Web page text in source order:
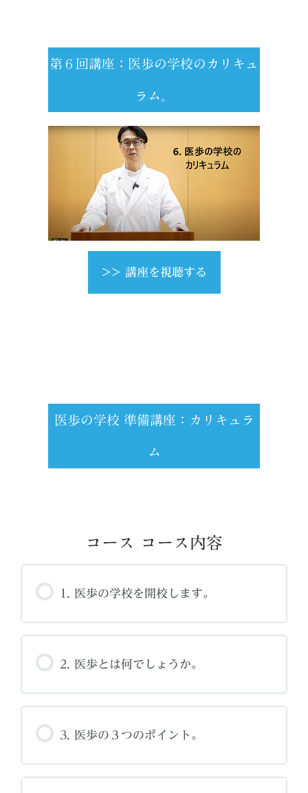
第６回講座：医歩の学校のカリキュ
ラム。
>> 講座を視聴する
医歩の学校 準備講座：カリキュラ
ム
コース コース内容
1. 医歩の学校を開校します。
2. 医歩とは何でしょうか。
3. 医歩の３つのポイント。